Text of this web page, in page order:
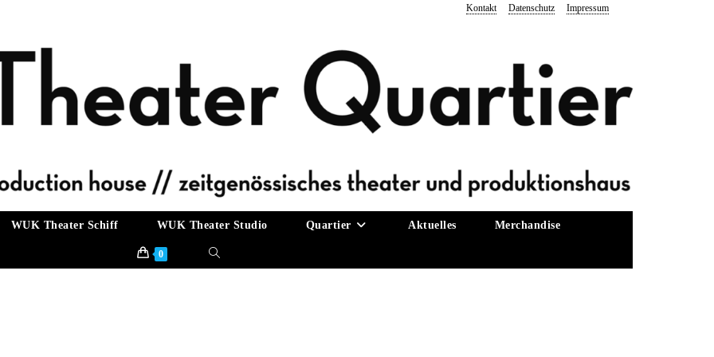
Kontakt Datenschutz Impressum
WUK Theater Schiff WUK Theater Studio Quartier Aktuelles Merchandise
0 Website-